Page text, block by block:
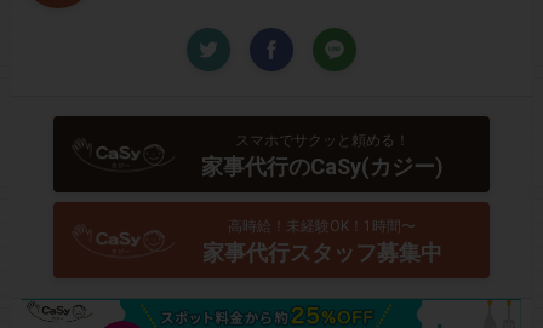
スマホでサクッと頼める！
家事代行のCaSy(カジー)
高時給！未経験OK！1時間〜
家事代行スタッフ募集中